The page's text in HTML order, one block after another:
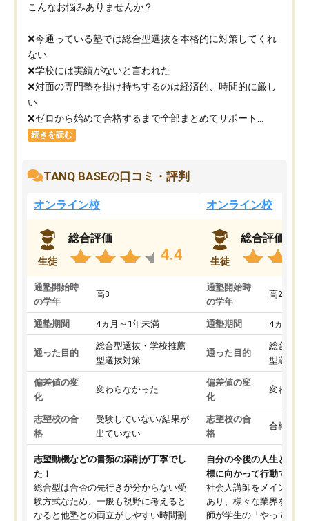
こんなお悩みありませんか？
❌今通っている塾では総合型選抜を本格的に対策してくれ
ない
❌学校には実績がないと言われた
❌対面の専門塾を掛け持ちするのは経済的、時間的に厳し
い
❌ゼロから始めて合格するまで全部まとめてサポート...
続きを読む
TANQ BASEの口コミ・評判
オンライン校
生徒
総合評価
4.4
通塾開始時
の学年
高3
通塾期間 4ヵ月～1年未満
通った目的
総合型選抜・学校推薦
型選抜対策
偏差値の変
化
変わらなかった
志望校の合
格
受験していない/結果が
出ていない
志望動機などの書類の添削が丁寧でし
た！
総合型は合否の先行きが分からない受
験方式なため、一般も視野に考えると
なると他塾との両立がしやすい時間割
オンライン校
生徒
総合評価
通塾開始時
の学年
高2
通塾期間 4ヵ月～1
通った目的
総合型選
型選抜対
偏差値の変
化
変わらな
志望校の合
格
合格した
自分の今後の人生と真剣
標に向かって行動できる
社会人講師をメインとし
あり、様々な業界を経験
師が学生の「やってみた